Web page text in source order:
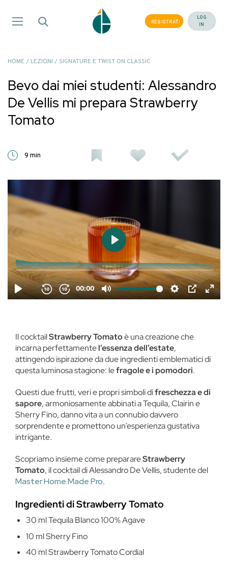
REGISTRATI
LOG
IN
HOME / LEZIONI / SIGNATURE E TWIST ON CLASSIC
Bevo dai miei studenti: Alessandro
De Vellis mi prepara Strawberry
Tomato
9 min
Il cocktailStrawberry Tomatoè una creazione che
incarna perfettamentel’essenza dell’estate,
attingendo ispirazione da due ingredienti emblematici di
questa luminosa stagione: lefragole e i pomodori.
Questi due frutti, veri e propri simboli difreschezza e di
sapore, armoniosamente abbinati a Tequila, Clairin e
Sherry Fino, danno vita a un connubio davvero
sorprendente e promettono un’esperienza gustativa
intrigante.
Scopriamo insieme come preparareStrawberry
Tomato, il cocktail di Alessandro De Vellis, studente del
Master Home Made Pro.
Ingredienti di Strawberry Tomato
30 ml Tequila Blanco 100% Agave
10 ml Sherry Fino
40 ml Strawberry Tomato Cordial